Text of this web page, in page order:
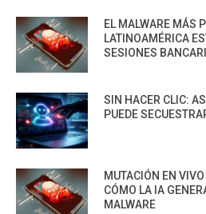
EL MALWARE MÁS
LATINOAMÉRICA
SESIONES
SIN HACER CLIC:
PUEDE
MUTACIÓN EN
CÓMO LA IA
MALWARE